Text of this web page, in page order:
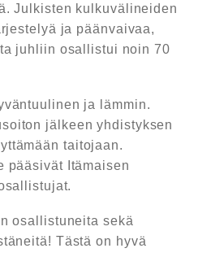
Julkisten kulkuvälineiden
ja päänvaivaa,
juhliin osallistui noin 70
ja lämmin.
jälkeen yhdistyksen
taitojaan.
pääsivät Itämaisen
osallistuneita sekä
Tästä on hyvä